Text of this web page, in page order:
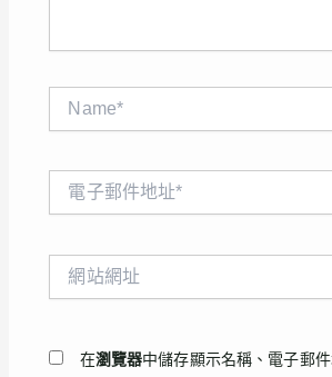
在瀏覽器中儲存顯示名稱、電子郵